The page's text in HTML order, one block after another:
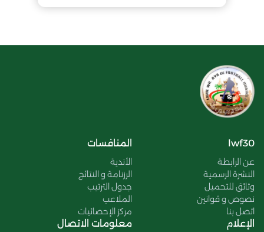
lwf30
عن الرابطة
النشرة الرسمية
وثائق للتحميل
نصوص و قوانين
اتصل بنا
المنافسات
الأندية
الرزنامة و النتائج
جدول الترتيب
الملاعب
مركز الإحصائيات
الإعلام معلومات الاتصال